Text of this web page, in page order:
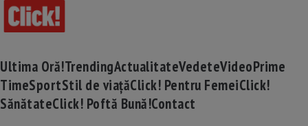
Ultima Oră!TrendingActualitateVedeteVideoPrime
TimeSportStil de viațăClick! Pentru FemeiClick!
SănătateClick! Poftă Bună!Contact